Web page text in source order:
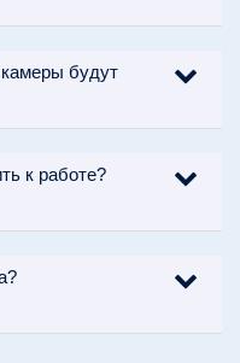
камеры будут
к работе?